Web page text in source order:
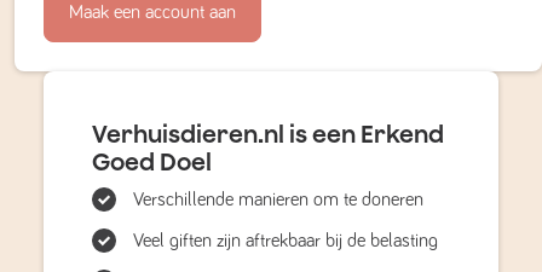
Maak een account aan
Verhuisdieren.nl is een Erkend
Goed Doel
Verschillende manieren om te doneren
Veel giften zijn aftrekbaar bij de belasting